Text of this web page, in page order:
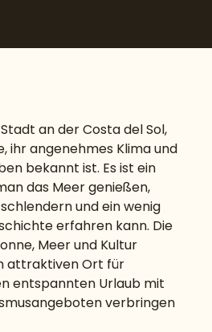
an der Costa del Sol,
ihr angenehmes Klima und
bekannt ist. Es ist ein
das Meer genießen,
und ein wenig
erfahren kann. Die
Meer und Kultur
attraktiven Ort für
entspannten Urlaub mit
verbringen